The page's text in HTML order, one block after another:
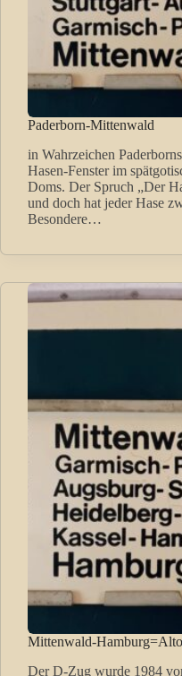
Paderborn-Mittenwald
in Wahrzeichen
Hasen-Fenster im
Doms. Der Spruch „Der
und doch hat jeder Hase
Besondere…
Mittenwald-
Der D-Zug wurde 1984